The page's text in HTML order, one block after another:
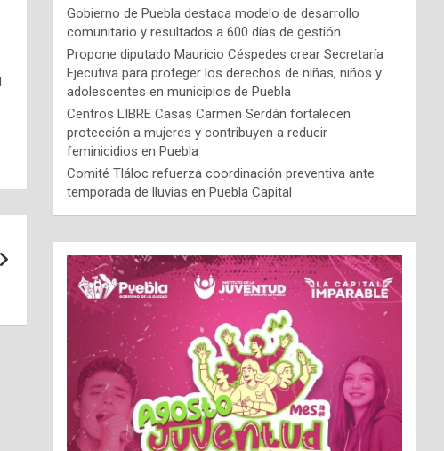
Gobierno de Puebla destaca modelo de desarrollo
comunitario y resultados a 600 días de gestión
Propone diputado Mauricio Céspedes crear Secretaría
Ejecutiva para proteger los derechos de niñas, niños y
adolescentes en municipios de Puebla
Centros LIBRE Casas Carmen Serdán fortalecen
protección a mujeres y contribuyen a reducir
feminicidios en Puebla
Comité Tláloc refuerza coordinación preventiva ante
temporada de lluvias en Puebla Capital